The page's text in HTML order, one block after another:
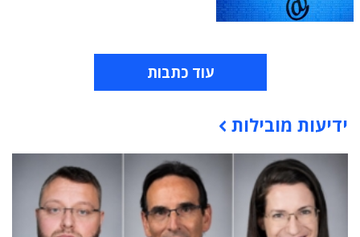
עוד כתבות
תוכן פרסומי
ידיעות מובילות